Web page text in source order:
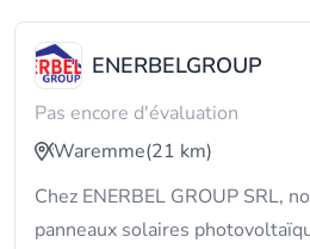
ENERBELGROUP
Pas encore d'évaluation
Waremme(21 km)
Chez ENERBEL GROUP SRL,
panneaux solaires